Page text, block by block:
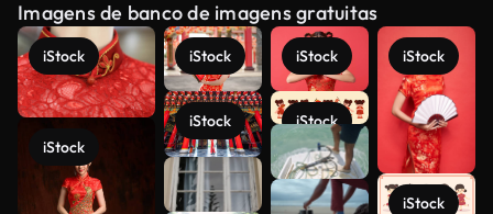
Imagens de banco de imagens gratuitas
iStock
iStock
iStock
iStock
iStock
iStock
iStock
iStock